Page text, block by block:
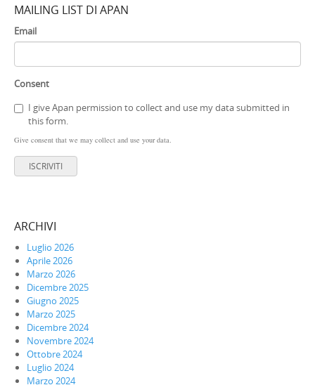
MAILING LIST DI APAN
Email
Consent
I give Apan permission to collect and use my data submitted in
this form.
Give consent that we may collect and use your data.
ISCRIVITI
ARCHIVI
Luglio 2026
Aprile 2026
Marzo 2026
Dicembre 2025
Giugno 2025
Marzo 2025
Dicembre 2024
Novembre 2024
Ottobre 2024
Luglio 2024
Marzo 2024